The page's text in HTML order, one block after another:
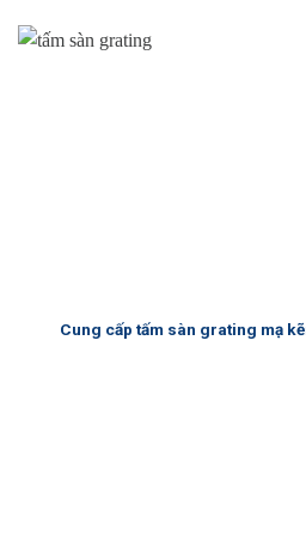
Cung cấp tấm sàn grating mạ